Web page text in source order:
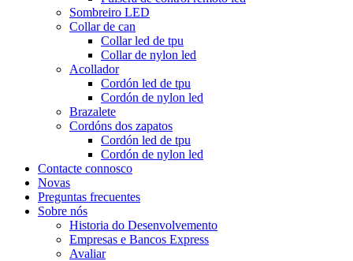
Sombreiro LED
Collar de can
Collar led de tpu
Collar de nylon led
Acollador
Cordón led de tpu
Cordón de nylon led
Brazalete
Cordóns dos zapatos
Cordón led de tpu
Cordón de nylon led
Contacte connosco
Novas
Preguntas frecuentes
Sobre nós
Historia do Desenvolvemento
Empresas e Bancos Express
Avaliar